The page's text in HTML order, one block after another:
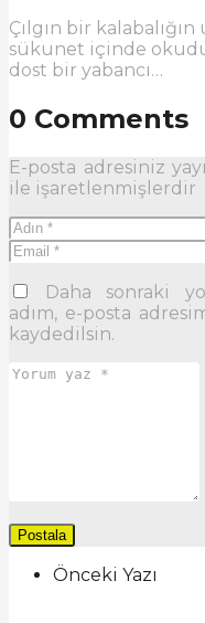
Çılgın bir
sükunet içinde
dost bir yabancı…
0 Comments
E-posta adresiniz
ile işaretlenmişlerdir
Daha sonraki
adım, e-posta
kaydedilsin.
Önceki Yazı